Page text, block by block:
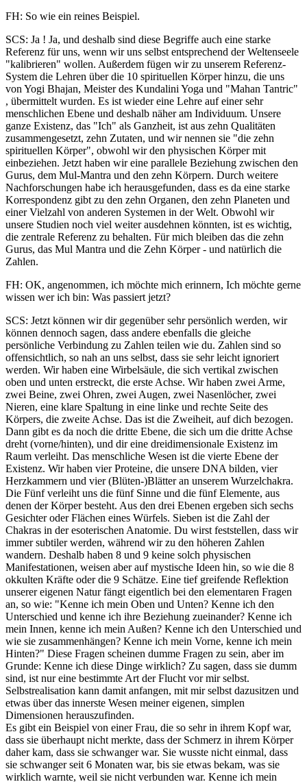
FH: So wie ein reines Beispiel.
SCS: Ja ! Ja, und deshalb sind diese Begriffe auch eine starke
Referenz für uns, wenn wir uns selbst entsprechend der Weltenseele
"kalibrieren" wollen. Außerdem fügen wir zu unserem Referenz-
System die Lehren über die 10 spirituellen Körper hinzu, die uns
von Yogi Bhajan, Meister des Kundalini Yoga und "Mahan Tantric"
, übermittelt wurden. Es ist wieder eine Lehre auf einer sehr
menschlichen Ebene und deshalb näher am Individuum. Unsere
ganze Existenz, das "Ich" als Ganzheit, ist aus zehn Qualitäten
zusammengesetzt, zehn Zutaten, und wir nennen sie "die zehn
spirituellen Körper", obwohl wir den physischen Körper mit
einbeziehen. Jetzt haben wir eine parallele Beziehung zwischen den
Gurus, dem Mul-Mantra und den zehn Körpern. Durch weitere
Nachforschungen habe ich herausgefunden, dass es da eine starke
Korrespondenz gibt zu den zehn Organen, den zehn Planeten und
einer Vielzahl von anderen Systemen in der Welt. Obwohl wir
unsere Studien noch viel weiter ausdehnen könnten, ist es wichtig,
die zentrale Referenz zu behalten. Für mich bleiben das die zehn
Gurus, das Mul Mantra und die Zehn Körper - und natürlich die
Zahlen.
FH: OK, angenommen, ich möchte mich erinnern, Ich möchte gerne
wissen wer ich bin: Was passiert jetzt?
SCS: Jetzt können wir dir gegenüber sehr persönlich werden, wir
können dennoch sagen, dass andere ebenfalls die gleiche
persönliche Verbindung zu Zahlen teilen wie du. Zahlen sind so
offensichtlich, so nah an uns selbst, dass sie sehr leicht ignoriert
werden. Wir haben eine Wirbelsäule, die sich vertikal zwischen
oben und unten erstreckt, die erste Achse. Wir haben zwei Arme,
zwei Beine, zwei Ohren, zwei Augen, zwei Nasenlöcher, zwei
Nieren, eine klare Spaltung in eine linke und rechte Seite des
Körpers, die zweite Achse. Das ist die Zweiheit, auf dich bezogen.
Dann gibt es da noch die dritte Ebene, die sich um die dritte Achse
dreht (vorne/hinten), und dir eine dreidimensionale Existenz im
Raum verleiht. Das menschliche Wesen ist die vierte Ebene der
Existenz. Wir haben vier Proteine, die unsere DNA bilden, vier
Herzkammern und vier (Blüten-)Blätter an unserem Wurzelchakra.
Die Fünf verleiht uns die fünf Sinne und die fünf Elemente, aus
denen der Körper besteht. Aus den drei Ebenen ergeben sich sechs
Gesichter oder Flächen eines Würfels. Sieben ist die Zahl der
Chakras in der esoterischen Anatomie. Du wirst feststellen, dass wir
immer subtiler werden, während wir zu den höheren Zahlen
wandern. Deshalb haben 8 und 9 keine solch physischen
Manifestationen, weisen aber auf mystische Ideen hin, so wie die 8
okkulten Kräfte oder die 9 Schätze. Eine tief greifende Reflektion
unserer eigenen Natur fängt eigentlich bei den elementaren Fragen
an, so wie: "Kenne ich mein Oben und Unten? Kenne ich den
Unterschied und kenne ich ihre Beziehung zueinander? Kenne ich
mein Innen, kenne ich mein Außen? Kenne ich den Unterschied und
wie sie zusammenhängen? Kenne ich mein Vorne, kenne ich mein
Hinten?" Diese Fragen scheinen dumme Fragen zu sein, aber im
Grunde: Kenne ich diese Dinge wirklich? Zu sagen, dass sie dumm
sind, ist nur eine bestimmte Art der Flucht vor mir selbst.
Selbstrealisation kann damit anfangen, mit mir selbst dazusitzen und
etwas über das innerste Wesen meiner eigenen, simplen
Dimensionen herauszufinden.
Es gibt ein Beispiel von einer Frau, die so sehr in ihrem Kopf war,
dass sie überhaupt nicht merkte, dass der Schmerz in ihrem Körper
daher kam, dass sie schwanger war. Sie wusste nicht einmal, dass
sie schwanger seit 6 Monaten war, bis sie etwas bekam, was sie
wirklich warnte, weil sie nicht verbunden war. Kenne ich mein